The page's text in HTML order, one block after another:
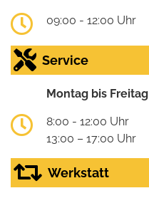
09:00 - 12:00 Uhr
Service
Montag bis Freitag
8:00 - 12:00 Uhr
13:00 – 17:00 Uhr
Werkstatt